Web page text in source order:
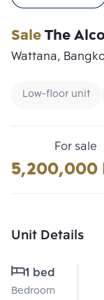
SaleThe
Wattana,
Low-floor unit
For sale
5,200,000
Unit Details
1 bed
Bedroom